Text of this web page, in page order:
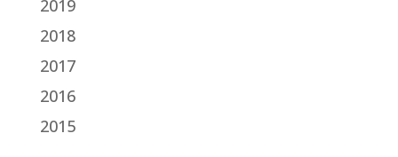
2019
2018
2017
2016
2015